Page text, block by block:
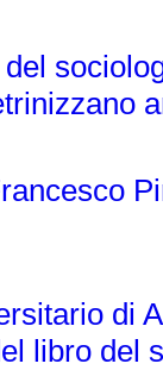
del
di
libro del